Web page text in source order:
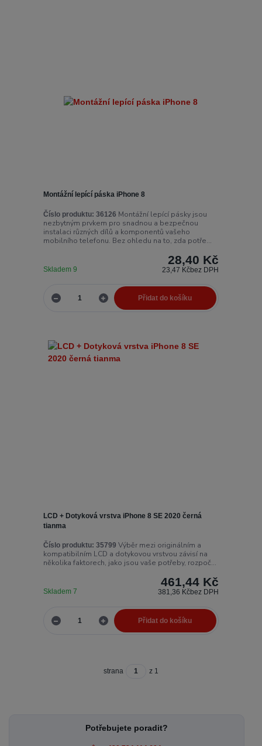
Montážní lepící páska iPhone 8
Číslo produktu: 36126 Montážní lepící pásky jsou
nezbytným prvkem pro snadnou a bezpečnou
instalaci různých dílů a komponentů vašeho
mobilního telefonu. Bez ohledu na to, zda potře...
28,40 Kč
23,47 Kčbez DPH
Skladem 9
Přidat do košíku
LCD + Dotyková vrstva iPhone 8 SE 2020 černá
tianma
Číslo produktu: 35799 Výběr mezi originálním a
kompatibilním LCD a dotykovou vrstvou závisí na
několika faktorech, jako jsou vaše potřeby, rozpoč...
461,44 Kč
381,36 Kčbez DPH
Skladem 7
Přidat do košíku
strana z 1
Potřebujete poradit?